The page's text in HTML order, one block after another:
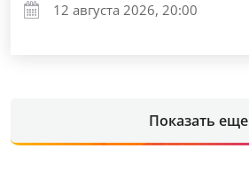
12 августа 2026, 20:00
Показать еще